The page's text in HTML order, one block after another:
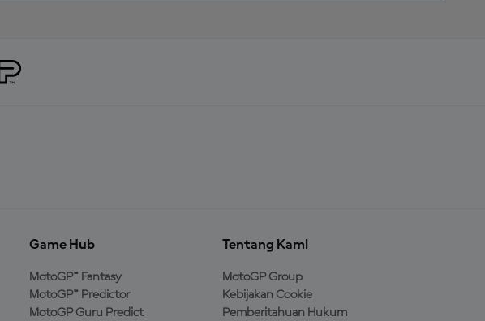
Game Hub
MotoGP™ Fantasy
MotoGP™ Predictor
MotoGP Guru Predict
Tentang Kami
MotoGP Group
Kebijakan Cookie
Pemberitahuan Hukum